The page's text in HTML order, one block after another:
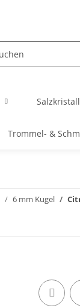
Salzkristall
Trommel- &
6 mm Kugel